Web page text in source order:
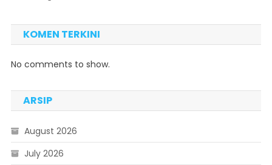
KOMEN TERKINI
No comments to show.
ARSIP
August 2026
July 2026